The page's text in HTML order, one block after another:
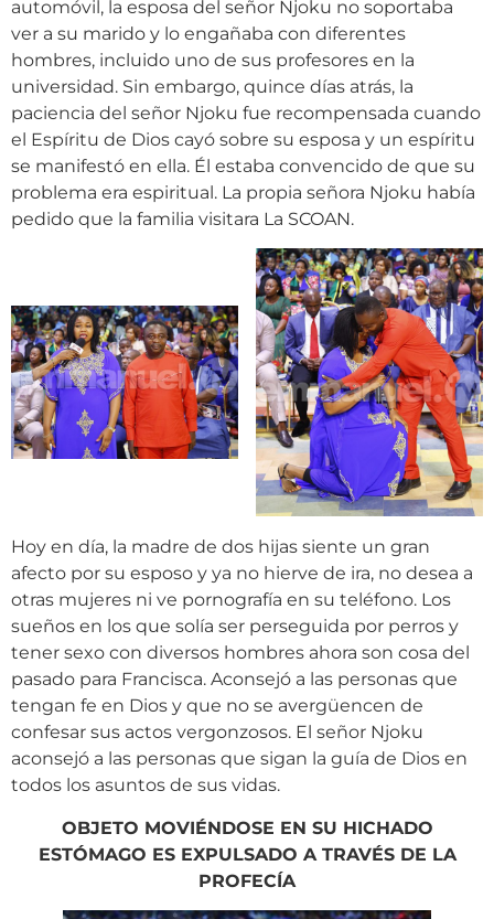
automóvil, la esposa del señor Njoku no soportaba
ver a su marido y lo engañaba con diferentes
hombres, incluido uno de sus profesores en la
universidad. Sin embargo, quince días atrás, la
paciencia del señor Njoku fue recompensada cuando
el Espíritu de Dios cayó sobre su esposa y un espíritu
se manifestó en ella. Él estaba convencido de que su
problema era espiritual. La propia señora Njoku había
pedido que la familia visitara La SCOAN.
Hoy en día, la madre de dos hijas siente un gran
afecto por su esposo y ya no hierve de ira, no desea a
otras mujeres ni ve pornografía en su teléfono. Los
sueños en los que solía ser perseguida por perros y
tener sexo con diversos hombres ahora son cosa del
pasado para Francisca. Aconsejó a las personas que
tengan fe en Dios y que no se avergüencen de
confesar sus actos vergonzosos. El señor Njoku
aconsejó a las personas que sigan la guía de Dios en
todos los asuntos de sus vidas.
OBJETO MOVIÉNDOSE EN SU HICHADO
ESTÓMAGO ES EXPULSADO A TRAVÉS DE LA
PROFECÍA